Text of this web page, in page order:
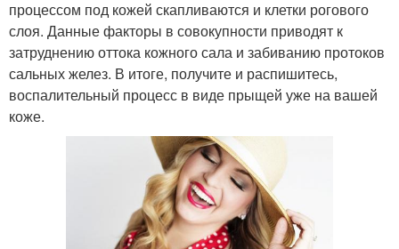
процессом под кожей скапливаются и клетки рогового
слоя. Данные факторы в совокупности приводят к
затруднению оттока кожного сала и забиванию протоков
сальных желез. В итоге, получите и распишитесь,
воспалительный процесс в виде прыщей уже на вашей
коже.